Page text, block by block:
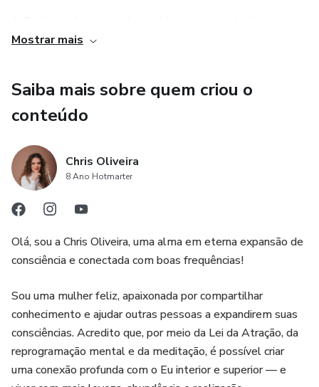
Bem, uma coisa é certa, se você não mudar o seu padrão
emocionalizado, nada vai mudar! Vai continuar a não atrair
Mas sabe de uma coisa, você não é a única a se sentir
assim!
cursos que também se sentem assim.
precisa ser assim!
Você MERECE e PODE CONQUISTAR UM
COMPANHEIRO INCRÍVEL E MARAVILHOSO PARA
VOCÊ! 🤩
despertar todo o potencial da sua Deusa Interior.
5. Workshop totalmente online, com a possibilidade de
interação ao vivo e esclarecimento de dúvidas com o
criador do produto.
Mostrar mais
Saiba mais sobre quem criou o
conteúdo
Chris Oliveira
8 Ano Hotmarter
Olá, sou a Chris Oliveira, uma alma em eterna expansão de
consciência e conectada com boas frequências!
Sou uma mulher feliz, apaixonada por compartilhar
conhecimento e ajudar outras pessoas a expandirem suas
consciências. Acredito que, por meio da Lei da Atração, da
reprogramação mental e da meditação, é possível criar
uma conexão profunda com o Eu interior e superior — e